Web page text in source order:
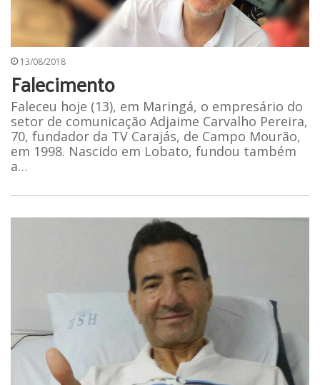
13/08/2018
Falecimento
Faleceu hoje (13), em Maringá, o empresário do
setor de comunicação Adjaime Carvalho Pereira,
70, fundador da TV Carajás, de Campo Mourão,
em 1998. Nascido em Lobato, fundou também
a…